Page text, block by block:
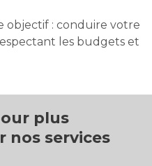
objectif : conduire votre
les budgets et
plus
nos services